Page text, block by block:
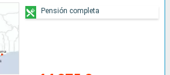
Pensión completa